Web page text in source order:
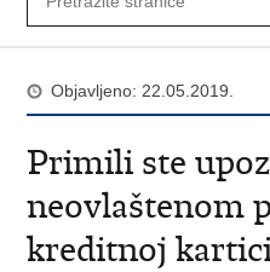
Objavljeno: 22.05.2019.
Primili ste
neovlaštenom
kreditnoj